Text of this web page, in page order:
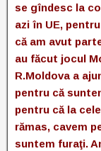
se gîndesc la
azi în UE,
că am avut
au făcut jocul
R.Moldova a
pentru că
pentru că la
rămas, cavem
suntem furaţi.